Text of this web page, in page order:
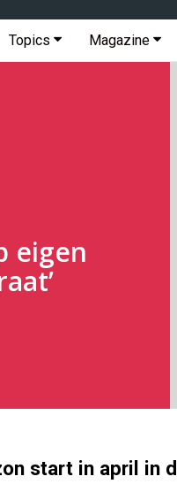
Topics Magazine
eigen
start in april in